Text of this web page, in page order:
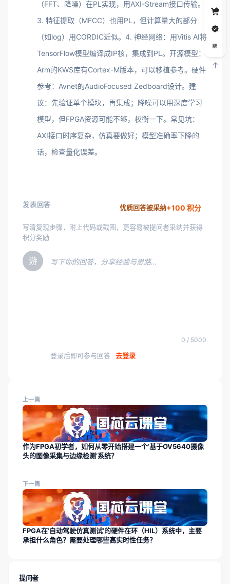
（FFT、降噪）在PL实现，用AXI-Stream接口传输。
3. 特征提取（MFCC）也用PL，但计算量大的部分
（如log）用CORDIC近似。4. 神经网络：用Vitis AI将
TensorFlow模型编译成IP核，集成到PL。开源模型：
Arm的KWS库有Cortex-M版本，可以移植参考。硬件
参考：Avnet的AudioFocused Zedboard设计。建
议：先验证单个模块，再集成；降噪可以用深度学习
模型，但FPGA资源可能不够，权衡一下。常见坑：
AXI接口时序复杂，仿真要做好；模型准确率下降的
话，检查量化误差。
发表回答 优质回答被采纳+100 积分
写清复现步骤，附上代码或截图，更容易被提问者采纳并获得
积分奖励
游 写下你的回答，分享经验与思路…
0 / 5000
登录后即可参与回答 去登录
上一篇
作为FPGA初学者，如何从零开始搭建一个‘基于OV5640摄像
头的图像采集与边缘检测’系统？
下一篇
FPGA在‘自动驾驶仿真测试’的硬件在环（HIL）系统中，主要
承担什么角色？需要处理哪些高实时性任务？
提问者